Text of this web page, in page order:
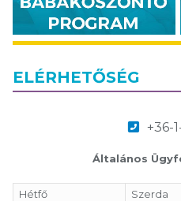
ELÉRHETŐSÉG
+36-
Általános
Hétfő Szerda